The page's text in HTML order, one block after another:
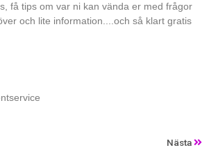
få tips om var ni kan vända er med frågor
och lite information....och så klart gratis
Nästa